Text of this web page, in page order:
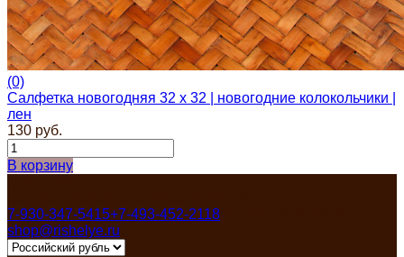
пасхальные
Новый год | Новогодний декор
Детские наборы для творчества
8 марта | тематический раздел
(0)
Салфетка новогодняя 32 х 32 | новогодние колокольчики |
лен
130 руб.
В корзину
7-930-347-5415+7-493-452-2118
shop@rishelye.ru